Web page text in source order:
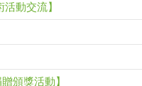
動交流】
頒獎活動】